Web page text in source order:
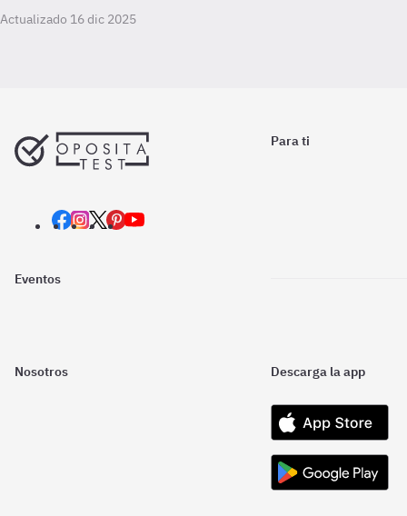
Actualizado 16 dic 2025
Para ti
Eventos
Nosotros Descarga la app